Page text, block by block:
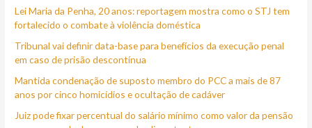
a
r
p
o
r
Lei Maria da Penha, 20 anos: reportagem mostra como o STJ tem
fortalecido o combate à violência doméstica
Tribunal vai definir data-base para benefícios da execução penal
em caso de prisão descontínua
Mantida condenação de suposto membro do PCC a mais de 87
anos por cinco homicídios e ocultação de cadáver
Juiz pode fixar percentual do salário mínimo como valor da pensão